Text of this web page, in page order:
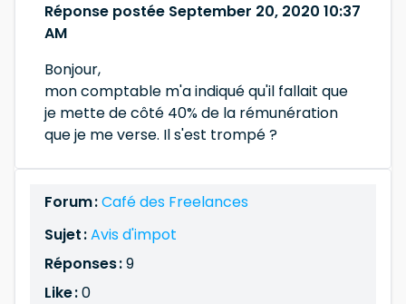
Réponse postée September 20, 2020 10:37
AM
Bonjour,
mon comptable m'a indiqué qu'il fallait que
je mette de côté 40% de la rémunération
que je me verse. Il s'est trompé ?
Forum :Café des Freelances
Sujet :Avis d'impot
Réponses :9
Like :0